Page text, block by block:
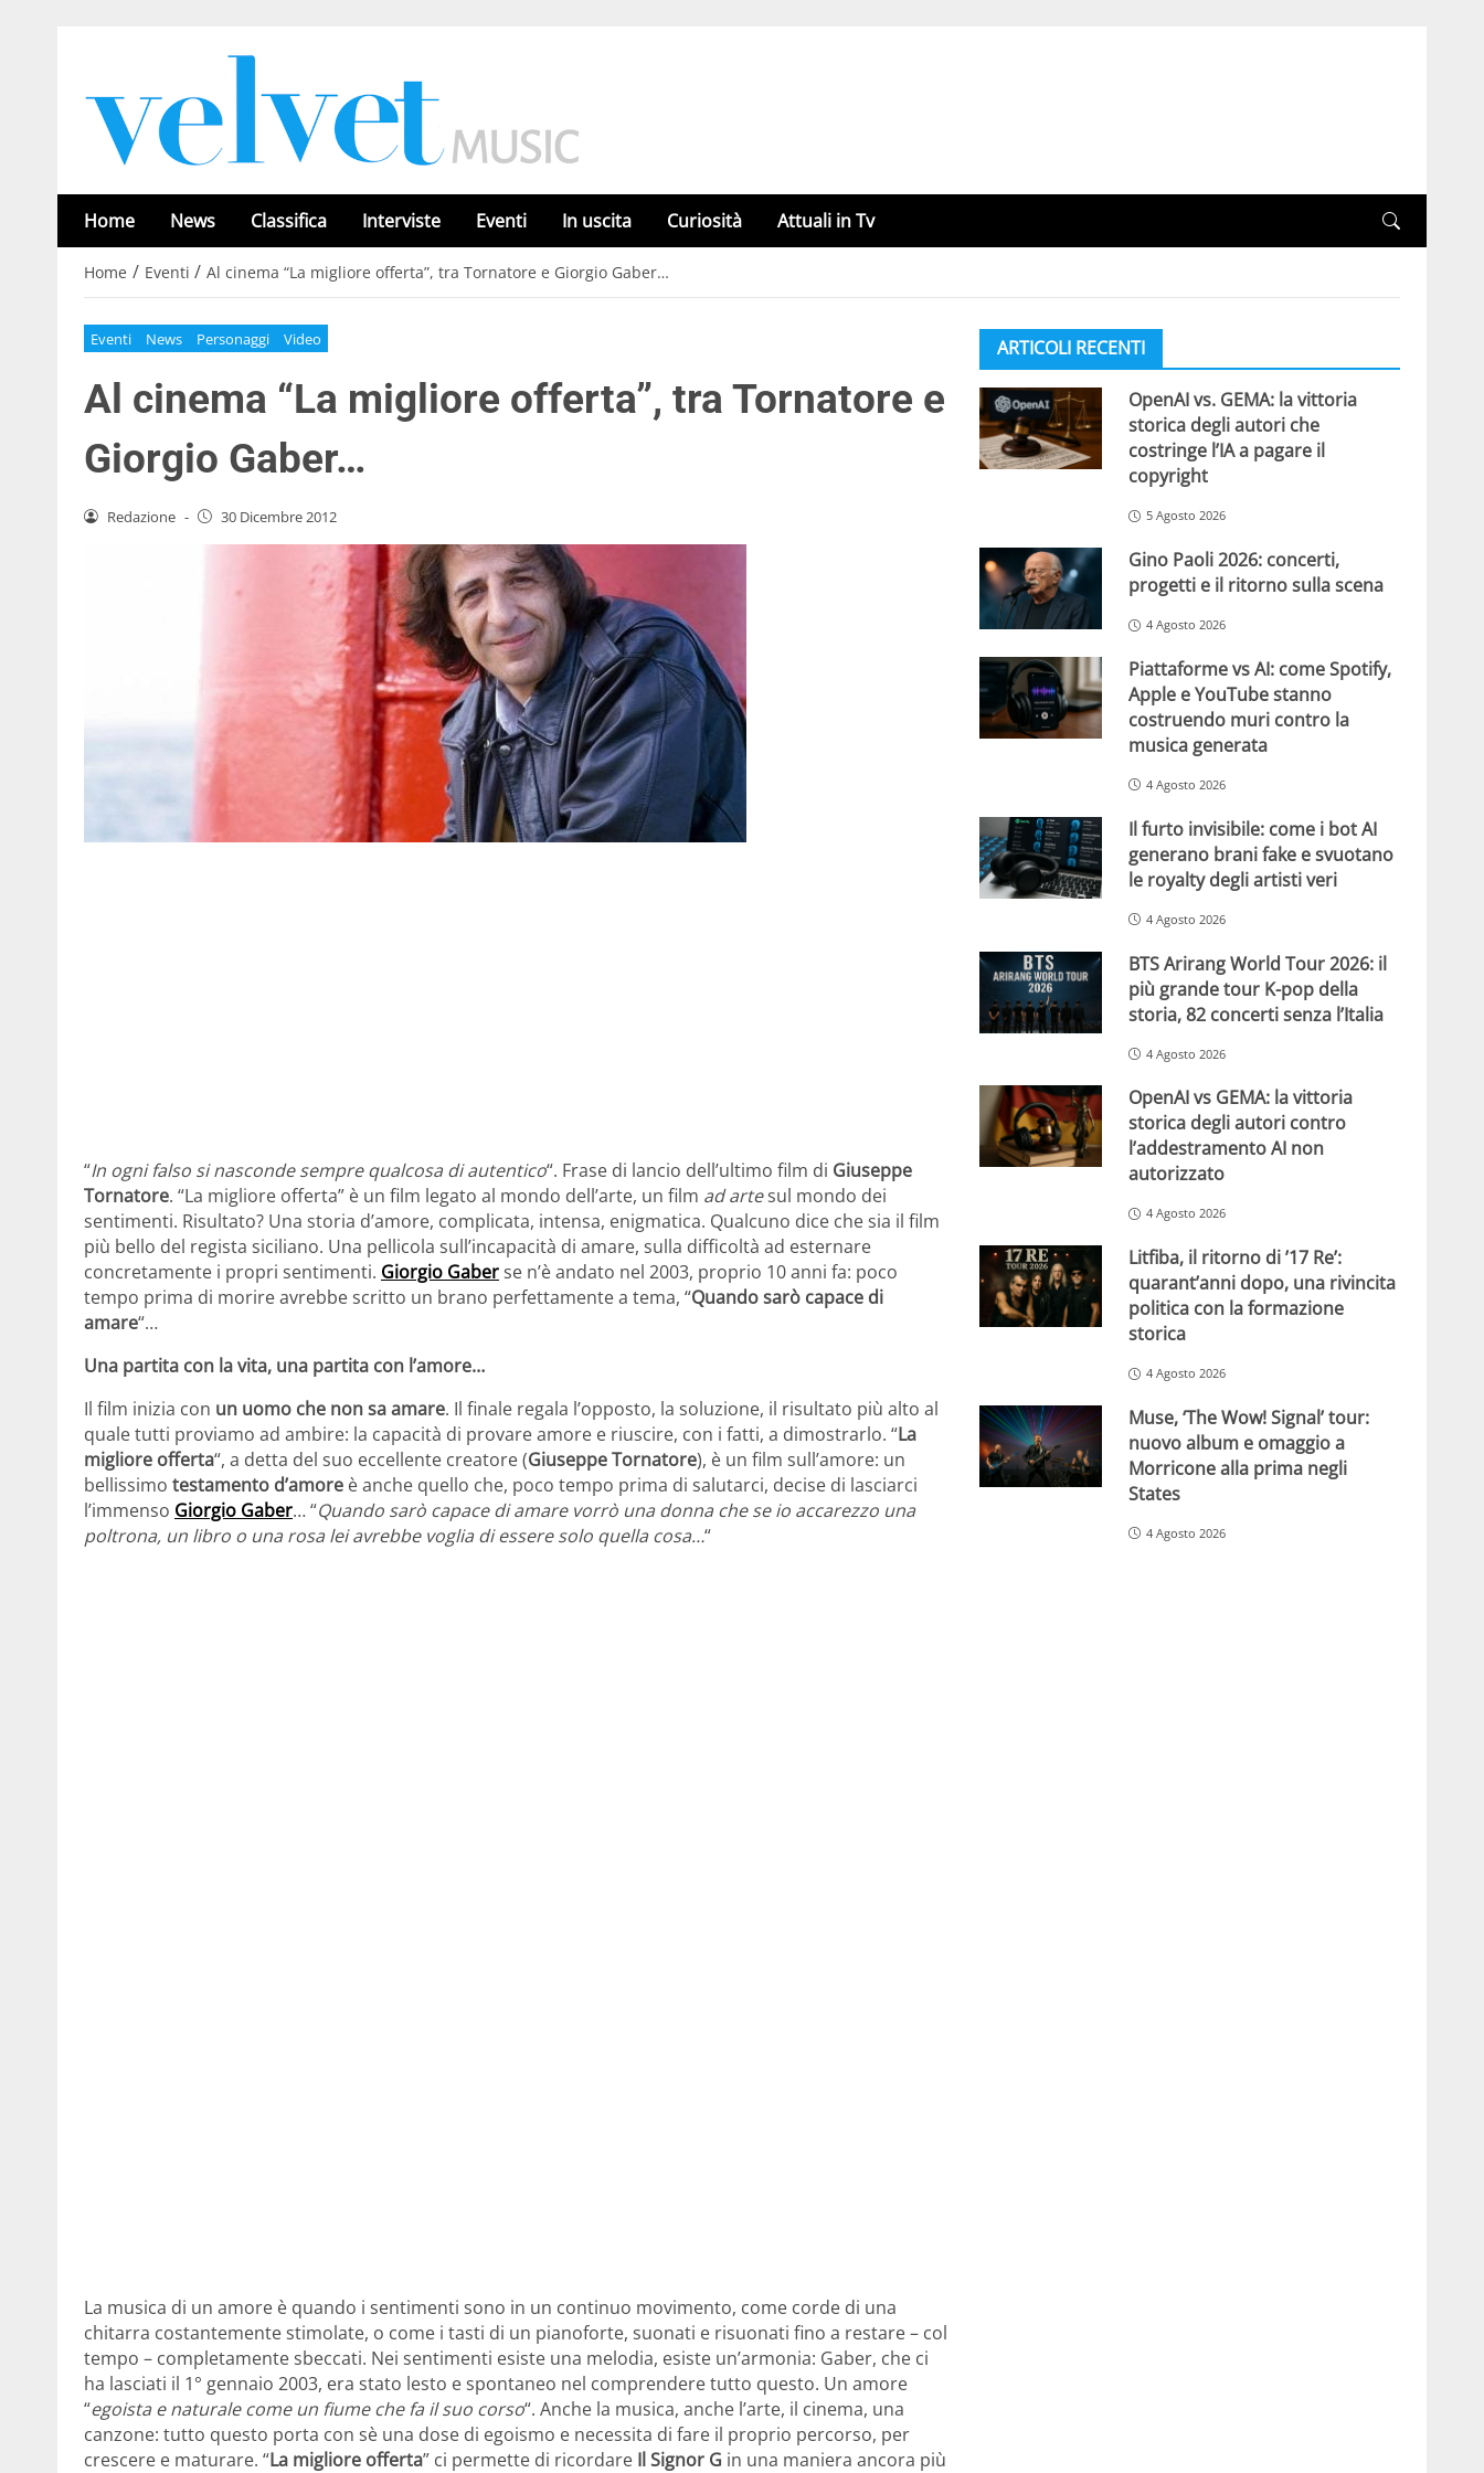
Home News Classifica Interviste Eventi In uscita Curiosità Attuali in Tv
Home / Eventi / Al cinema “La migliore offerta”, tra Tornatore e Giorgio Gaber…
Eventi News Personaggi Video
Al cinema “La migliore offerta”, tra Tornatore e
Giorgio Gaber…
Redazione - 30 Dicembre 2012
“In ogni falso si nasconde sempre qualcosa di autentico“. Frase di lancio dell’ultimo film di Giuseppe
Tornatore. “La migliore offerta” è un film legato al mondo dell’arte, un film ad artesul mondo dei
sentimenti. Risultato? Una storia d’amore, complicata, intensa, enigmatica. Qualcuno dice che sia il film
più bello del regista siciliano. Una pellicola sull’incapacità di amare, sulla difficoltà ad esternare
concretamente i propri sentimenti. Giorgio Gaberse n’è andato nel 2003, proprio 10 anni fa: poco
tempo prima di morire avrebbe scritto un brano perfettamente a tema, “Quando sarò capace di
amare“…
Una partita con la vita, una partita con l’amore…
Il film inizia con un uomo che non sa amare. Il finale regala l’opposto, la soluzione, il risultato più alto al
quale tutti proviamo ad ambire: la capacità di provare amore e riuscire, con i fatti, a dimostrarlo. “La
migliore offerta“, a detta del suo eccellente creatore (Giuseppe Tornatore), è un film sull’amore: un
bellissimo testamento d’amore è anche quello che, poco tempo prima di salutarci, decise di lasciarci
l’immenso Giorgio Gaber… “Quando sarò capace di amare vorrò una donna che se io accarezzo una
poltrona, un libro o una rosa lei avrebbe voglia di essere solo quella cosa…“
La musica di un amore è quando i sentimenti sono in un continuo movimento, come corde di una
chitarra costantemente stimolate, o come i tasti di un pianoforte, suonati e risuonati fino a restare – col
tempo – completamente sbeccati. Nei sentimenti esiste una melodia, esiste un’armonia: Gaber, che ci
ha lasciati il 1° gennaio 2003, era stato lesto e spontaneo nel comprendere tutto questo. Un amore
“egoista e naturale come un fiume che fa il suo corso“. Anche la musica, anche l’arte, il cinema, una
canzone: tutto questo porta con sè una dose di egoismo e necessita di fare il proprio percorso, per
crescere e maturare. “La migliore offerta” ci permette di ricordare Il Signor G in una maniera ancora più
ARTICOLI RECENTI
OpenAI vs. GEMA: la vittoria
storica degli autori che
costringe l’IA a pagare il
copyright
5 Agosto 2026
Gino Paoli 2026: concerti,
progetti e il ritorno sulla scena
4 Agosto 2026
Piattaforme vs AI: come Spotify,
Apple e YouTube stanno
costruendo muri contro la
musica generata
4 Agosto 2026
Il furto invisibile: come i bot AI
generano brani fake e svuotano
le royalty degli artisti veri
4 Agosto 2026
BTS Arirang World Tour 2026: il
più grande tour K-pop della
storia, 82 concerti senza l’Italia
4 Agosto 2026
OpenAI vs GEMA: la vittoria
storica degli autori contro
l’addestramento AI non
autorizzato
4 Agosto 2026
Litfiba, il ritorno di ’17 Re’:
quarant’anni dopo, una rivincita
politica con la formazione
storica
4 Agosto 2026
Muse, ‘The Wow! Signal’ tour:
nuovo album e omaggio a
Morricone alla prima negli
States
4 Agosto 2026